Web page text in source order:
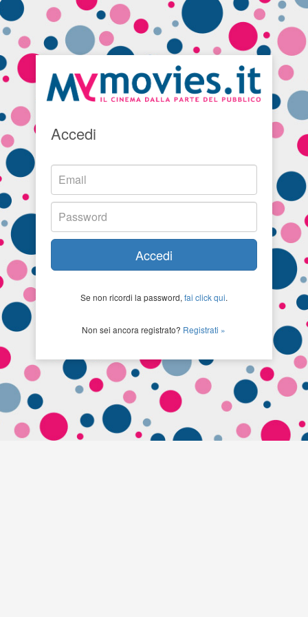
Accedi
Accedi
Se non ricordi la password, fai click qui.
Non sei ancora registrato? Registrati »